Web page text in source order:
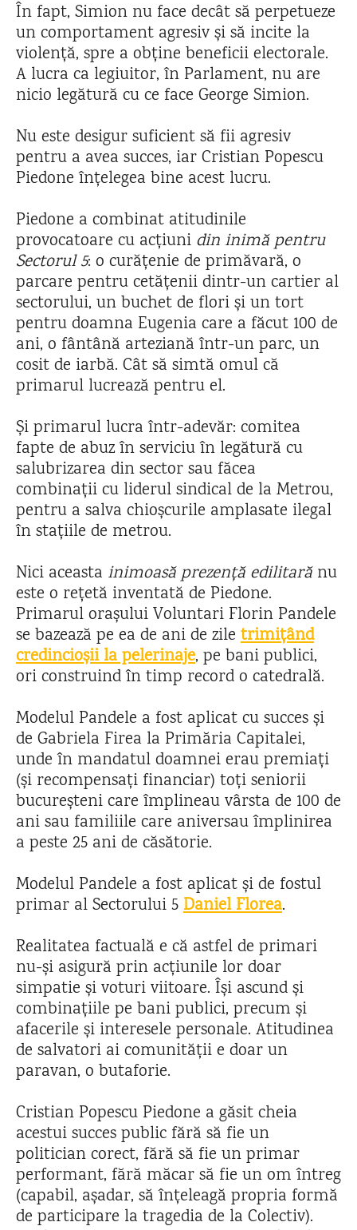
În fapt, Simion nu face decât să perpetueze
un comportament agresiv și să incite la
violență, spre a obține beneficii electorale.
A lucra ca legiuitor, în Parlament, nu are
nicio legătură cu ce face George Simion.
Nu este desigur suficient să fii agresiv
pentru a avea succes, iar Cristian Popescu
Piedone înțelegea bine acest lucru.
Piedone a combinat atitudinile
provocatoare cu acțiuni din inimă pentru
Sectorul 5: o curățenie de primăvară, o
parcare pentru cetățenii dintr-un cartier al
sectorului, un buchet de flori și un tort
pentru doamna Eugenia care a făcut 100 de
ani, o fântână arteziană într-un parc, un
cosit de iarbă. Cât să simtă omul că
primarul lucrează pentru el.
Și primarul lucra într-adevăr: comitea
fapte de abuz în serviciu în legătură cu
salubrizarea din sector sau făcea
combinații cu liderul sindical de la Metrou,
pentru a salva chioșcurile amplasate ilegal
în stațiile de metrou.
Nici aceasta inimoasă prezență edilitarănu
este o rețetă inventată de Piedone.
Primarul orașului Voluntari Florin Pandele
se bazează pe ea de ani de zile trimițând
credincioșii la pelerinaje, pe bani publici,
ori construind în timp record o catedrală.
Modelul Pandele a fost aplicat cu succes și
de Gabriela Firea la Primăria Capitalei,
unde în mandatul doamnei erau premiați
(și recompensați financiar) toți seniorii
bucureșteni care împlineau vârsta de 100 de
ani sau familiile care aniversau împlinirea
a peste 25 ani de căsătorie.
Modelul Pandele a fost aplicat și de fostul
primar al Sectorului 5Daniel Florea.
Realitatea factuală e că astfel de primari
nu-și asigură prin acțiunile lor doar
simpatie și voturi viitoare. Își ascund și
combinațiile pe bani publici, precum și
afacerile și interesele personale. Atitudinea
de salvatori ai comunității e doar un
paravan, o butaforie.
Cristian Popescu Piedone a găsit cheia
acestui succes public fără să fie un
politician corect, fără să fie un primar
performant, fără măcar să fie un om întreg
(capabil, așadar, să înțeleagă propria formă
de participare la tragedia de la Colectiv).